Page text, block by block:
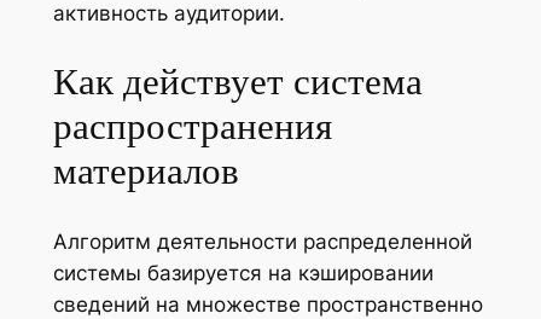
активность аудитории.
Как действует система
распространения
материалов
Алгоритм деятельности распределенной
системы базируется на кэшировании
сведений на множестве пространственно